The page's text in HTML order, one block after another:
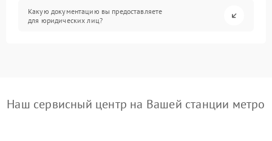
Какую документацию вы предоставляете
для юридических лиц?
Наш сервисный центр на Вашей станции метро